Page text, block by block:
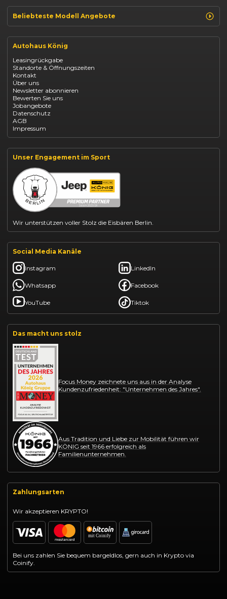
Beliebteste Modell Angebote
Renault Arkana Leasing
Renault Captur Leasing
Opel Astra leasen
Opel Mokka kaufen
Opel Grandland finanzieren
Opel Vivaro Gewerbeleasing
Fiat 500 finanzieren
Fiat Panda leasen
Dacia Duster finanzieren
Dacia Sandero kaufen
Dacia Jogger leasen
Jeep Compass leasen
Jeep Renegade finanzieren
Suzuki Swift finanzieren
BYD Dolphin finanzieren
Kia Ceed finanzieren
Kia Sportage leasen
Mazda CX-30 finanzieren
Citroën C3 leasen
Autohaus König
Leasingrückgabe
Standorte & Öffnungszeiten
Kontakt
Über uns
Newsletter abonnieren
Bewerten Sie uns
Jobangebote
Datenschutz
AGB
Impressum
Unser Engagement im Sport
Wir unterstützen voller Stolz die Eisbären Berlin.
Social Media Kanäle
Instagram LinkedIn
Whatsapp Facebook
YouTube Tiktok
Das macht uns stolz
Focus Money zeichnete uns aus in der Analyse
Kundenzufriedenheit: "Unternehmen des Jahres".
Aus Tradition und Liebe zur Mobilität führen wir
KÖNIG seit 1966 erfolgreich als
Familienunternehmen.
Zahlungsarten
Wir akzeptieren KRYPTO!
Bei uns zahlen Sie bequem bargeldlos, gern auch in Krypto via
Coinify.